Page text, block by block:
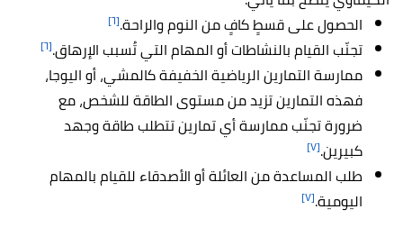
الحصول على قسطٍ كافٍ من النوم والراحة.[٦]
تجنّب القيام بالنشاطات أو المهام التي تُسبب الإرهاق.[٦]
ممارسة التمارين الرياضية الخفيفة كالمشي، أو اليوجا،
فهذه التمارين تزيد من مستوى الطاقة للشخص، مع
ضرورة تجنّب ممارسة أي تمارين تتطلب طاقة وجهد
كبيرين.[٧]
طلب المساعدة من العائلة أو الأصدقاء للقيام بالمهام
اليومية.[٧]